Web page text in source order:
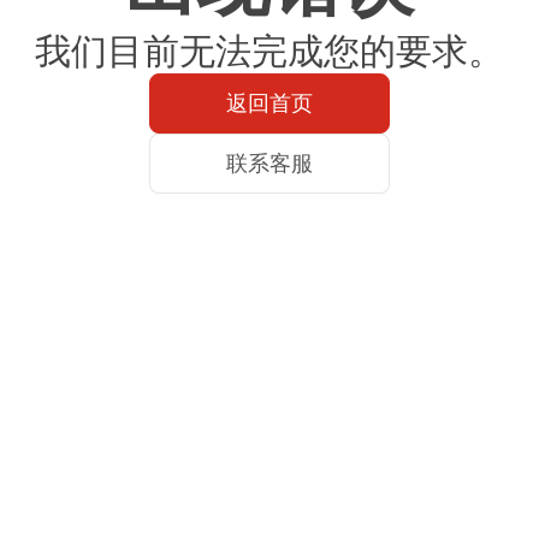
我们目前无法完成您的要求。
返回首页
联系客服